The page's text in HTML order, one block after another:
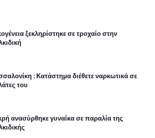
ξεκληρίστηκε σε τροχαίο στην
: Κατάστημα διέθετε ναρκωτικά σε
του
ανασύρθηκε γυναίκα σε παραλία της